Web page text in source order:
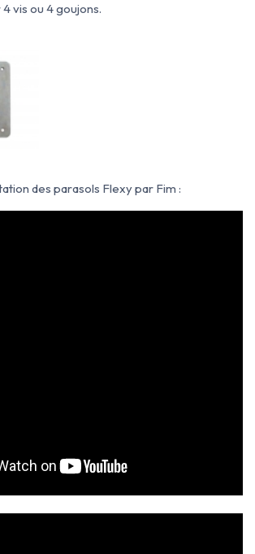
vis ou 4 goujons.
des parasols Flexy par Fim :